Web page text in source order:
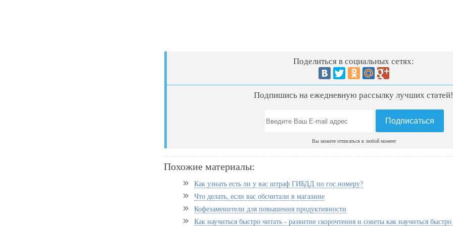
Поделиться в социальных сетях:
Подпишись на ежедневную рассылку лучших статей!
Вы можете отписаться в любой момент
Похожие материалы:
Как узнать есть ли у вас штраф ГИБДД по гос.номеру?
Что делать, если вас обсчитали в магазине
Кофезаменители для повышения продуктивности
Как научиться быстро читать - развитие скорочтения и советы как научиться быстро